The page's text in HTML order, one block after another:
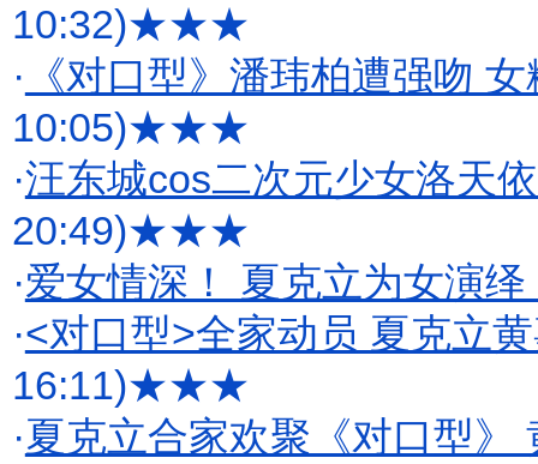
10:32)★★★
· 《对口型》潘玮柏遭强吻
10:05)★★★
·汪东城cos二次元少女洛天
20:49)★★★
·爱女情深！ 夏克立为女演
·<对口型>全家动员 夏克立
16:11)★★★
·夏克立合家欢聚《对口型》